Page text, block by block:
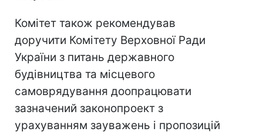
Комітет також рекомендував
доручити Комітету Верховної Ради
України з питань державного
будівництва та місцевого
самоврядування доопрацювати
зазначений законопроект з
урахуванням зауважень і пропозицій